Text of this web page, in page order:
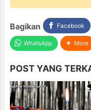
Bagikan Facebook
WhatsApp More
POST YANG